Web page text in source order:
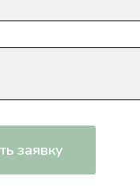
сбор, хранение и